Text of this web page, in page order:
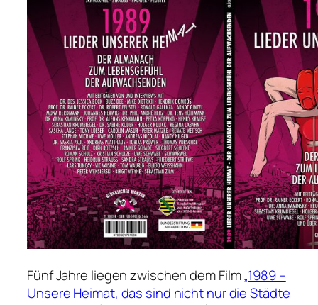
Fünf Jahre liegen zwischen dem Film„1989 –
Unsere Heimat, das sind nicht nur die Städte